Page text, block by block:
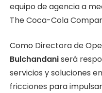
equipo de agencia a
The Coca-Cola
Como Directora de
Bulchandaniserá
servicios y soluciones
fricciones para